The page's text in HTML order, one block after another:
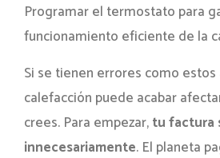
Programar el termostato para
funcionamiento eficiente de la
Si se tienen errores como estos
calefacción puede acabar
crees. Para empezar,tu factura
innecesariamente. El planeta